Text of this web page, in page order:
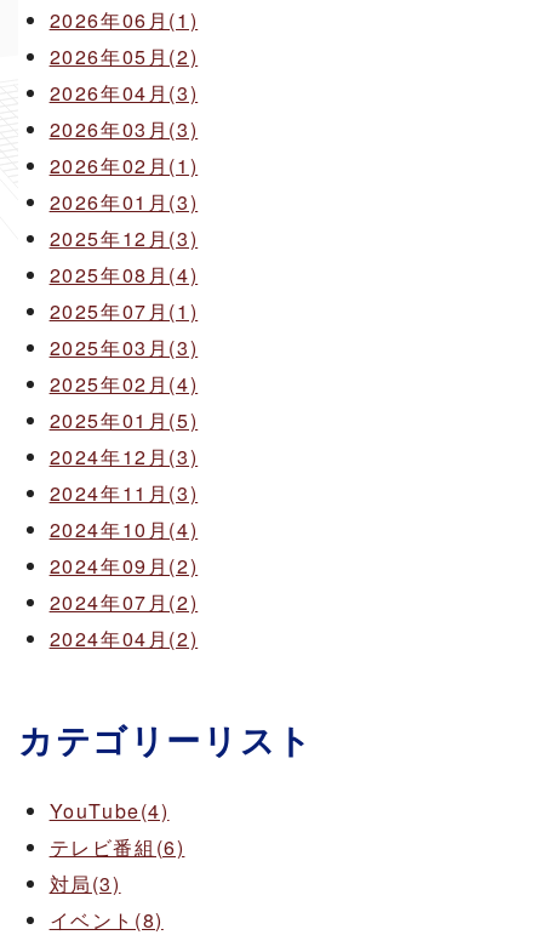
2026年06月(1)
2026年05月(2)
2026年04月(3)
2026年03月(3)
2026年02月(1)
2026年01月(3)
2025年12月(3)
2025年08月(4)
2025年07月(1)
2025年03月(3)
2025年02月(4)
2025年01月(5)
2024年12月(3)
2024年11月(3)
2024年10月(4)
2024年09月(2)
2024年07月(2)
2024年04月(2)
カテゴリーリスト
YouTube(4)
テレビ番組(6)
対局(3)
イベント(8)